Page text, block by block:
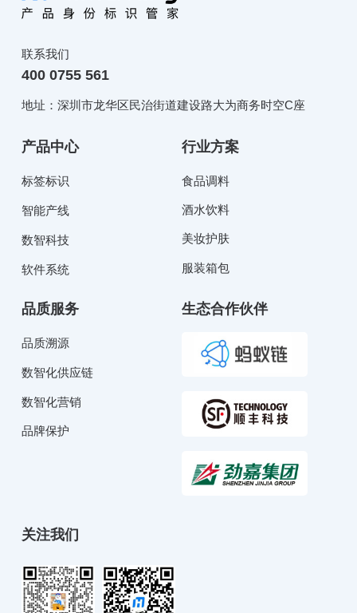
联系我们
400 0755 561
地址：深圳市龙华区民治街道建设路大为商务时空C座
产品中心
标签标识
智能产线
数智科技
软件系统
行业方案
食品调料
酒水饮料
美妆护肤
服装箱包
品质服务
品质溯源
数智化供应链
数智化营销
品牌保护
生态合作伙伴
关注我们